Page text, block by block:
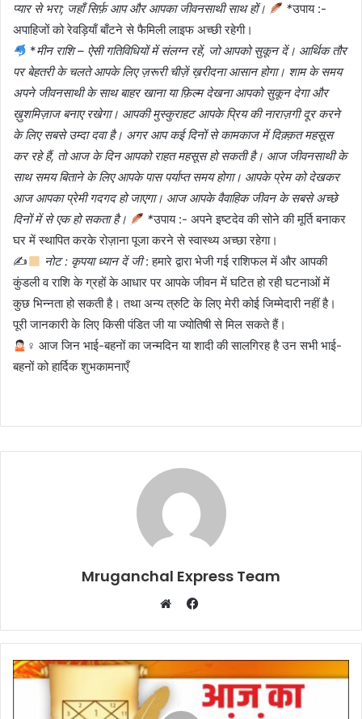
प्यार से भरा; जहाँ सिर्फ़ आप और आपका जीवनसाथी साथ हों।
*उपाय :-
अपाहिजों को रेवड़ियाँ बाँटने से फैमिली लाइफ अच्छी रहेगी।
*मीन राशि – ऐसी गतिविधियों में संलग्न रहें, जो आपको सुकून दें। आर्थिक तौर
पर बेहतरी के चलते आपके लिए ज़रूरी चीज़ें ख़रीदना आसान होगा। शाम के समय
अपने जीवनसाथी के साथ बाहर खाना या फ़िल्म देखना आपको सुकून देगा और
ख़ुशमिज़ाज बनाए रखेगा। आपकी मुस्कुराहट आपके प्रिय की नाराज़गी दूर करने
के लिए सबसे उम्दा दवा है। अगर आप कई दिनों से कामकाज में दिक़्क़त महसूस
कर रहे हैं, तो आज के दिन आपको राहत महसूस हो सकती है। आज जीवनसाथी के
साथ समय बिताने के लिए आपके पास पर्याप्त समय होगा। आपके प्रेम को देखकर
आज आपका प्रेमी गदगद हो जाएगा। आज आपके वैवाहिक जीवन के सबसे अच्छे
दिनों में से एक हो सकता है।
*उपाय :- अपने इष्टदेव की सोने की मूर्ति बनाकर
घर में स्थापित करके रोज़ाना पूजा करने से स्वास्थ्य अच्छा रहेगा।
✍
नोट : कृपया ध्यान दें जी: हमारे द्वारा भेजी गई राशिफल में और आपकी
कुंडली व राशि के ग्रहों के आधार पर आपके जीवन में घटित हो रही घटनाओं में
कुछ भिन्नता हो सकती है। तथा अन्य त्रुटि के लिए मेरी कोई जिम्मेदारी नहीं है।
पूरी जानकारी के लिए किसी पंडित जी या ज्योतिषी से मिल सकते हैं।
‍♀ आज जिन भाई-बहनों का जन्मदिन या शादी की सालगिरह है उन सभी भाई-
बहनों को हार्दिक शुभकामनाएँ
Mruganchal Express Team
Facebook